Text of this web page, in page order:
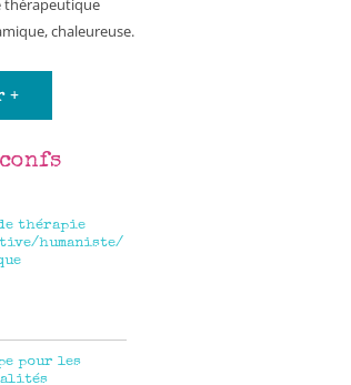
chaleureuse.
+
thérapie
humaniste/
pour les